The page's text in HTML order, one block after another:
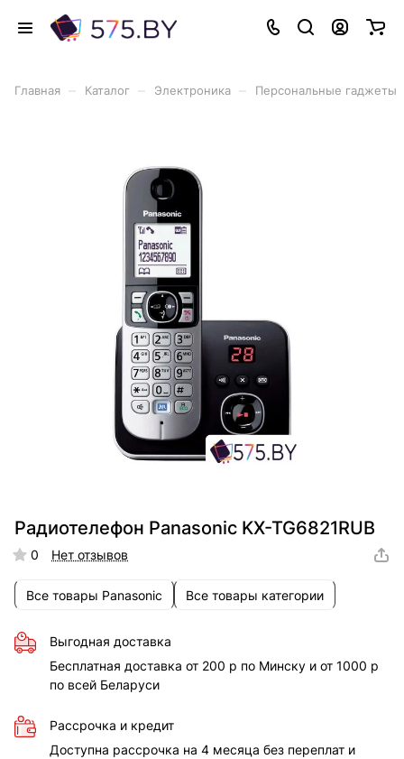
Главная Каталог Электроника Персональные гаджеты
Радиотелефон Panasonic KX-TG6821RUB
0 Нет отзывов
Все товары Panasonic Все товары категории
Выгодная доставка
Бесплатная доставка от 200 р по Минску и от 1000 р
по всей Беларуси
Рассрочка и кредит
Доступна рассрочка на 4 месяца без переплат и